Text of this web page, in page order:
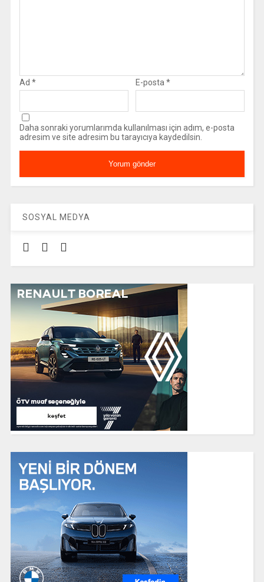
Ad * E-posta *
Daha sonraki yorumlarımda kullanılması için adım, e-posta
adresim ve site adresim bu tarayıcıya kaydedilsin.
SOSYAL MEDYA